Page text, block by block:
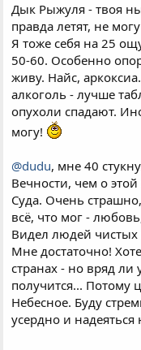
Дык Рыжуля - твоя
правда летят, не
Я тоже себя на 25
50-60. Особенно
живу. Найс,
алкоголь - лучше
опухоли спадают.
могу!
@dudu, мне 40
Вечности, чем о
Суда. Очень
всё, что мог -
Видел людей чистых
Мне достаточно!
странах - но вряд ли
получится... Потому
Небесное. Буду
усердно и надеяться